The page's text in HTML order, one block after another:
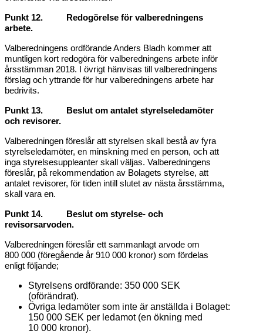
Punkt 12. Redogörelse för valberedningens
arbete.
Valberedningens ordförande Anders Bladh kommer att
muntligen kort redogöra för valberedningens arbete inför
årsstämman 2018. I övrigt hänvisas till valberedningens
förslag och yttrande för hur valberedningens arbete har
bedrivits.
Punkt 13. Beslut om antalet styrelseledamöter
och revisorer.
Valberedningen föreslår att styrelsen skall bestå av fyra
styrelseledamöter, en minskning med en person, och att
inga styrelsesuppleanter skall väljas. Valberedningens
föreslår, på rekommendation av Bolagets styrelse, att
antalet revisorer, för tiden intill slutet av nästa årsstämma,
skall vara en.
Punkt 14. Beslut om styrelse- och
revisorsarvoden.
Valberedningen föreslår ett sammanlagt arvode om
800 000 (föregående år 910 000 kronor) som fördelas
enligt följande;
Styrelsens ordförande: 350 000 SEK
(oförändrat).
Övriga ledamöter som inte är anställda i Bolaget:
150 000 SEK per ledamot (en ökning med
10 000 kronor).